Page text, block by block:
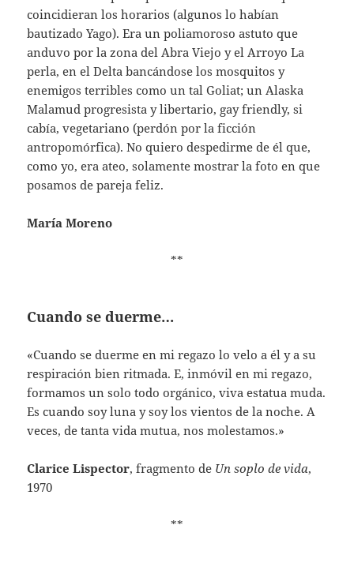
coincidieran los horarios (algunos lo habían
bautizado Yago). Era un poliamoroso astuto que
anduvo por la zona del Abra Viejo y el Arroyo La
perla, en el Delta bancándose los mosquitos y
enemigos terribles como un tal Goliat; un Alaska
Malamud progresista y libertario, gay friendly, si
cabía, vegetariano (perdón por la ficción
antropomórfica). No quiero despedirme de él que,
como yo, era ateo, solamente mostrar la foto en que
posamos de pareja feliz.
María Moreno
**
Cuando se duerme…
«Cuando se duerme en mi regazo lo velo a él y a su
respiración bien ritmada. E, inmóvil en mi regazo,
formamos un solo todo orgánico, viva estatua muda.
Es cuando soy luna y soy los vientos de la noche. A
veces, de tanta vida mutua, nos molestamos.»
Clarice Lispector, fragmento de Un soplo de vida,
1970
**